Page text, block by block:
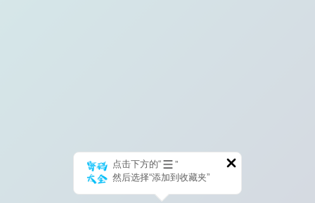
点击下方的“
”
然后选择“添加到收藏夹”